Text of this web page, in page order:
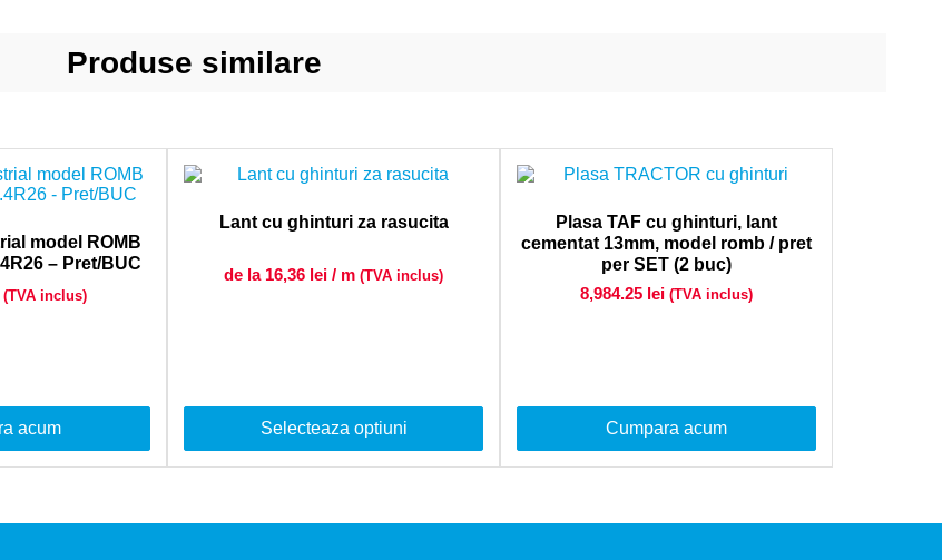
Produse similare
model ROMB
– Pret/BUC
(TVA inclus)
acum
Lant cu ghinturi za rasucita
de la 16,36 lei / m (TVA inclus)
Selecteaza optiuni
Plasa TAF cu ghinturi, lant
cementat 13mm, model romb / pret
per SET (2 buc)
8,984.25 lei (TVA inclus)
Cumpara acum